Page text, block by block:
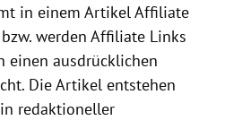
in einem Artikel Affiliate
werden Affiliate Links
einen ausdrücklichen
Die Artikel entstehen
redaktioneller